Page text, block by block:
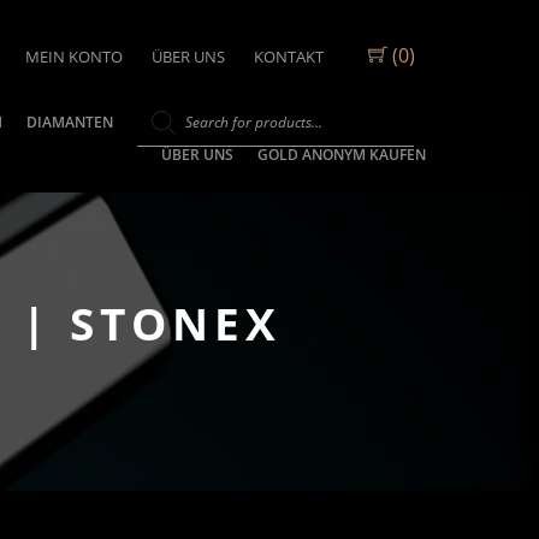
(0)
MEIN KONTO ÜBER UNS KONTAKT
DIAMANTEN
ÜBER UNS
GOLD ANONYM KAUFEN
| STONEX